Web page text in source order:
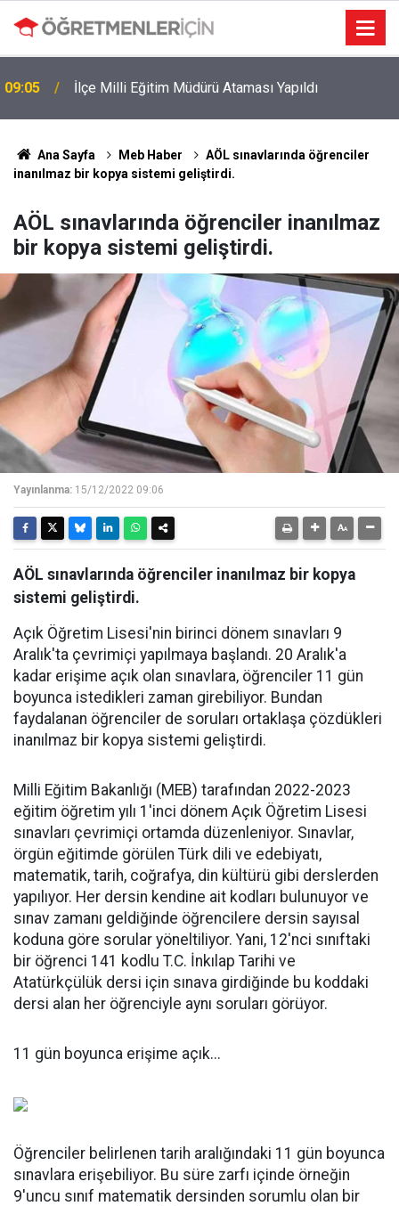
19:00
MEB e-Kayıt Sonuçları e-Devlet'te: İşte Sorgulama
Ekranı ve Nakil Detayları
Ana Sayfa Meb Haber
AÖL sınavlarında öğrenciler
inanılmaz bir kopya sistemi geliştirdi.
AÖL sınavlarında öğrenciler inanılmaz
bir kopya sistemi geliştirdi.
Yayınlanma: 15/12/2022 09:06
AÖL sınavlarında öğrenciler inanılmaz bir kopya
sistemi geliştirdi.
Açık Öğretim Lisesi'nin birinci dönem sınavları 9
Aralık'ta çevrimiçi yapılmaya başlandı. 20 Aralık'a
kadar erişime açık olan sınavlara, öğrenciler 11 gün
boyunca istedikleri zaman girebiliyor. Bundan
faydalanan öğrenciler de soruları ortaklaşa çözdükleri
inanılmaz bir kopya sistemi geliştirdi.
Milli Eğitim Bakanlığı (MEB) tarafından 2022-2023
eğitim öğretim yılı 1'inci dönem Açık Öğretim Lisesi
sınavları çevrimiçi ortamda düzenleniyor. Sınavlar,
örgün eğitimde görülen Türk dili ve edebiyatı,
matematik, tarih, coğrafya, din kültürü gibi derslerden
yapılıyor. Her dersin kendine ait kodları bulunuyor ve
sınav zamanı geldiğinde öğrencilere dersin sayısal
koduna göre sorular yöneltiliyor. Yani, 12'nci sınıftaki
bir öğrenci 141 kodlu T.C. İnkılap Tarihi ve
Atatürkçülük dersi için sınava girdiğinde bu koddaki
dersi alan her öğrenciyle aynı soruları görüyor.
11 gün boyunca erişime açık...
Öğrenciler belirlenen tarih aralığındaki 11 gün boyunca
sınavlara erişebiliyor. Bu süre zarfı içinde örneğin
9'uncu sınıf matematik dersinden sorumlu olan bir